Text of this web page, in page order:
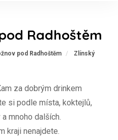
Radhoštěm
pod Radhoštěm
Zlínský
za dobrým drinkem
si podle místa, koktejlů,
mnoho dalších.
kraji nenajdete.